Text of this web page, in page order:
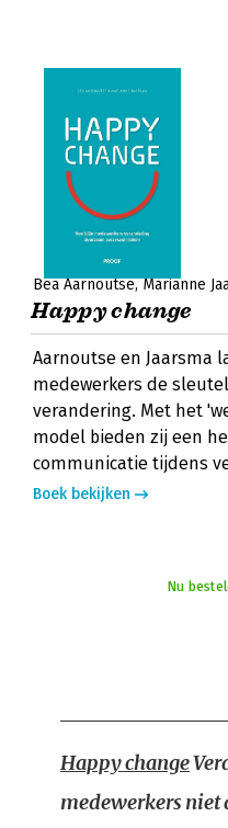
Bea Aarnoutse Marianne
Happy change
Aarnoutse en Jaarsma
medewerkers de
verandering. Met het
model bieden zij een
communicatie tijdens
Boek bekijken
Nu
Happy change
medewerkers niet